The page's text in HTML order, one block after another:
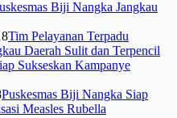
Tim Pelayanan Terpadu
Daerah Sulit dan Terpencil
Puskesmas Biji Nangka Siap
Measles Rubella